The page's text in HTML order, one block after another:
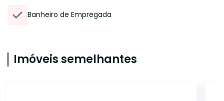
Banheiro de Empregada
Imóveis semelhantes